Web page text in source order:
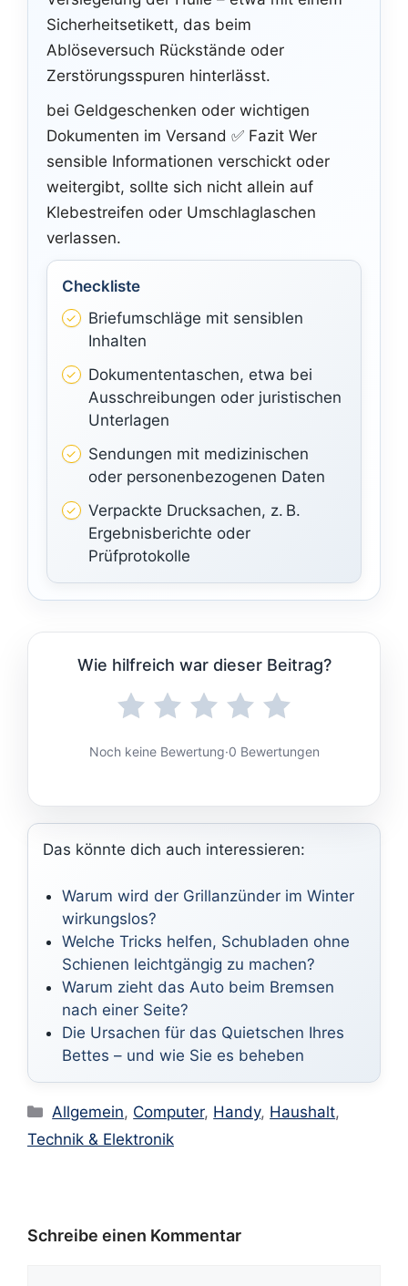
Sicherheitsetikett, das beim
Ablöseversuch Rückstände oder
Zerstörungsspuren hinterlässt.
bei Geldgeschenken oder wichtigen
Dokumenten im Versand ✅ Fazit Wer
sensible Informationen verschickt oder
weitergibt, sollte sich nicht allein auf
Klebestreifen oder Umschlaglaschen
verlassen.
Checkliste
Briefumschläge mit sensiblen
Inhalten
Dokumententaschen, etwa bei
Ausschreibungen oder juristischen
Unterlagen
Sendungen mit medizinischen
oder personenbezogenen Daten
Verpackte Drucksachen, z. B.
Ergebnisberichte oder
Prüfprotokolle
Wie hilfreich war dieser Beitrag?
Noch keine Bewertung·0 Bewertungen
Das könnte dich auch interessieren:
Warum wird der Grillanzünder im Winter
wirkungslos?
Welche Tricks helfen, Schubladen ohne
Schienen leichtgängig zu machen?
Warum zieht das Auto beim Bremsen
nach einer Seite?
Die Ursachen für das Quietschen Ihres
Bettes – und wie Sie es beheben
Kategorien
Allgemein, Computer, Handy, Haushalt,
Technik & Elektronik
Schreibe einen Kommentar